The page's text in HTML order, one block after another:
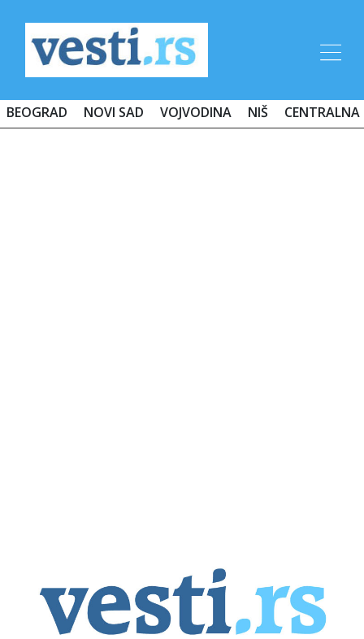
BEOGRAD NOVI SAD VOJVODINA NIŠ CENTRALNA